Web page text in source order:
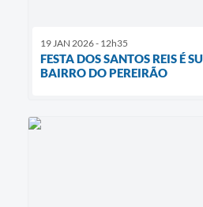
19 JAN 2026 - 12h35
FESTA DOS SANTOS REIS É
BAIRRO DO PEREIRÃO